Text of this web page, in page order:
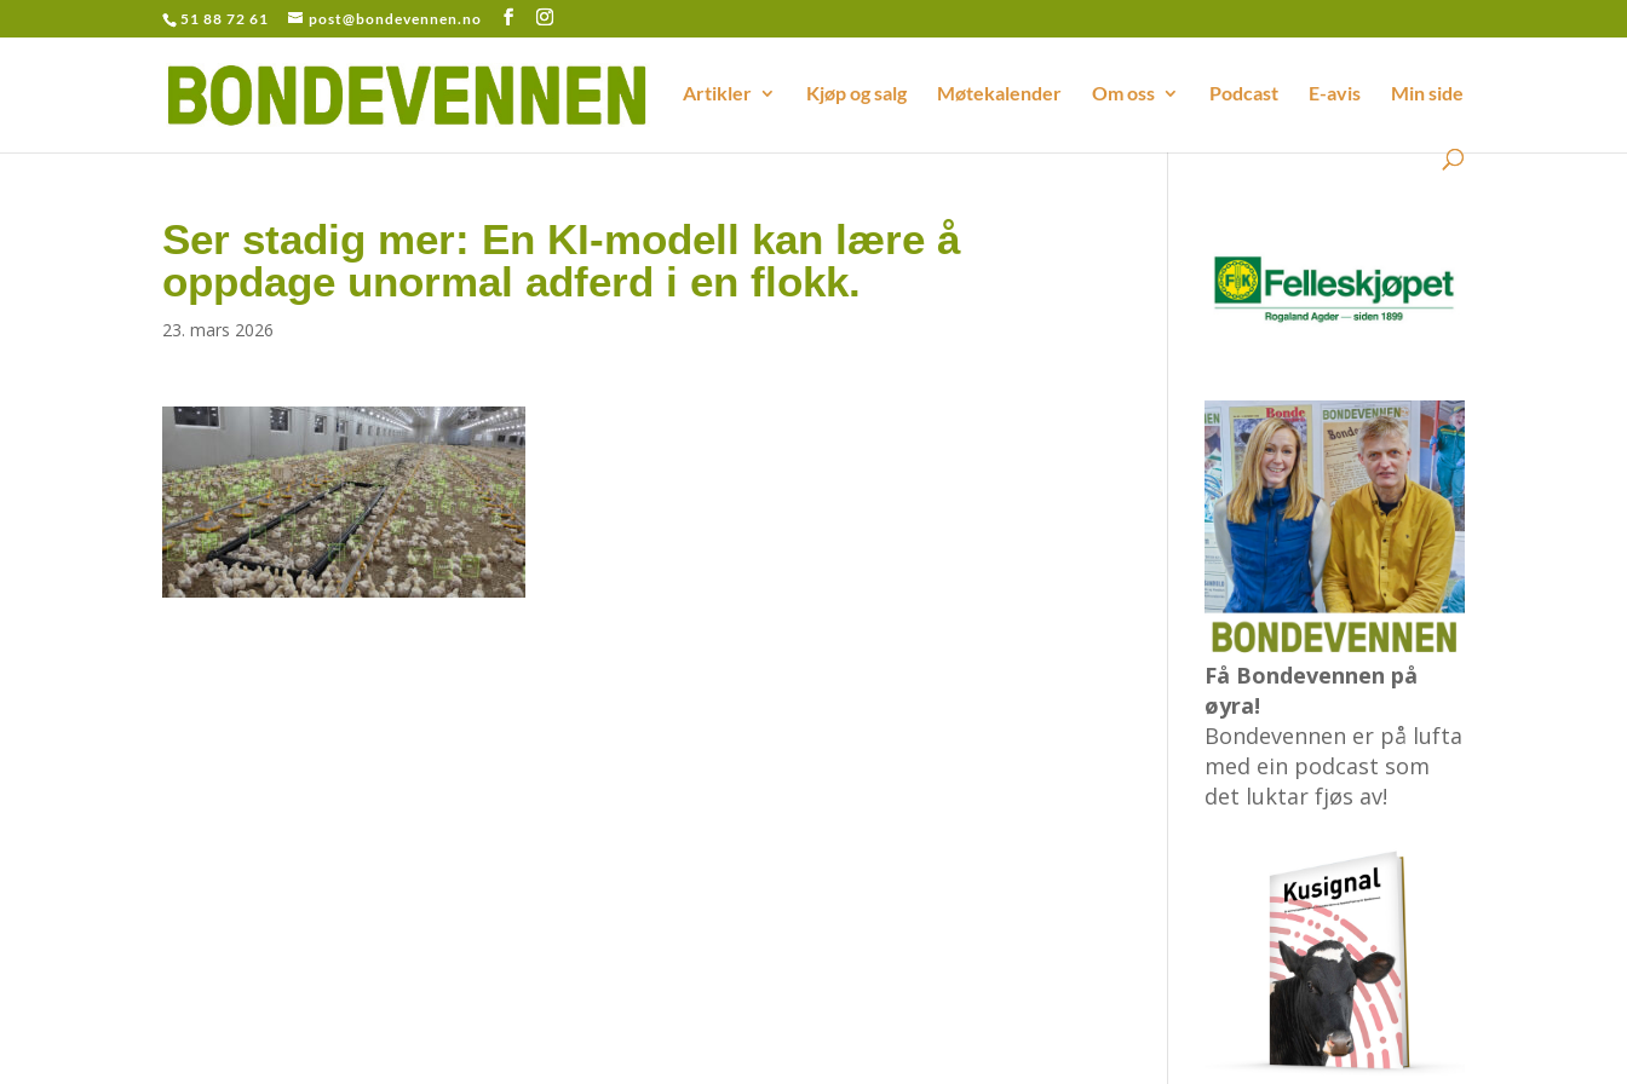
51 88 72 61 post@bondevennen.no
Artikler Kjøp og salg Møtekalender Om oss Podcast E-avis Min side
Ser stadig mer: En KI-modell kan lære å
oppdage unormal adferd i en flokk.
23. mars 2026
Få Bondevennen på
øyra!
Bondevennen er på lufta
med ein podcast som
det luktar fjøs av!